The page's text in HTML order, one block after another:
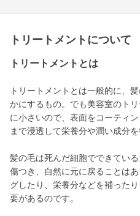
トリートメントについて
トリートメントとは
トリートメントとは一般的に、
かにするもの。でも美容室のト
に小さいので、表面をコーティ
まで浸透して栄養分や潤い成分を
髪の毛は死んだ細胞でできてい
傷つき、自然に元に戻ることは
グしたり、栄養分などを補った
要があるのです。